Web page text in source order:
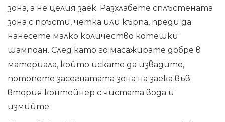
зона, а не целия заек. Разхлабете сплъстената
зона с пръсти, четка или кърпа, преди да
нанесете малко количество котешки
шампоан. След като го масажирате добре в
материала, който искате да извадите,
потопете засегнатата зона на заека във
втория контейнер с чистата вода и
измийте.